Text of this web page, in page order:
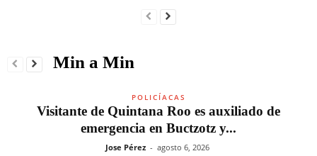
Min a Min
POLICÍACAS
Visitante de Quintana Roo es auxiliado de
emergencia en Buctzotz y...
Jose Pérez - agosto 6, 2026